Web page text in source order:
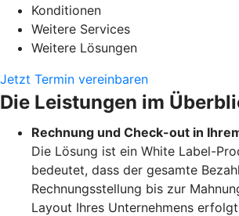
Konditionen
Weitere Services
Weitere Lösungen
Jetzt Termin vereinbaren
Die Leistungen im
Rechnung und Check-out in
Die Lösung ist ein White Label-
bedeutet, dass der gesamte
Rechnungsstellung bis zur
Layout Ihres Unternehmens